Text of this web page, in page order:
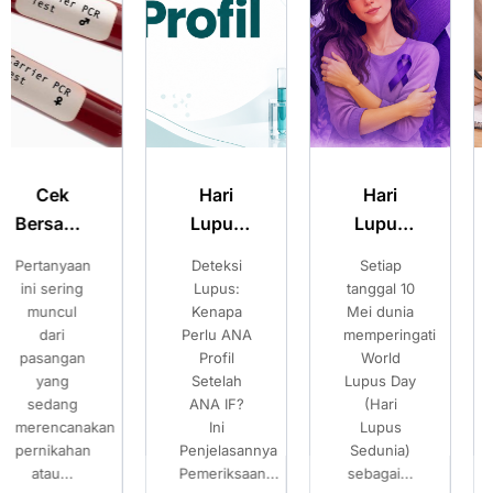
Hari
Lupus
Kenali
Gejala
Lupus
dan
Pentingnya
Pemeriksaan
ANA IF
Deteksi
Lupus:
Kenapa
Perlu ANA
Profil
Setelah
ANA IF?
Ini
Penjelasannya
Pemeriksaan...
Hari
Lupus
Kenali
Gejala
Lupus
dan
Pentingnya
Pemeriksaan
ANA IF
Setiap
tanggal 10
Mei dunia
memperingati
World
Lupus Day
(Hari
Sedunia)
sebagai...
Kehamilan
Pilihan
Setelah
Mengetahui
Risiko
Thalassemia
Pilihan
Setelah
Mengetahui
Risiko
Thalassemia
Banyak
pasangan
mempersiapkan
kehamilan...